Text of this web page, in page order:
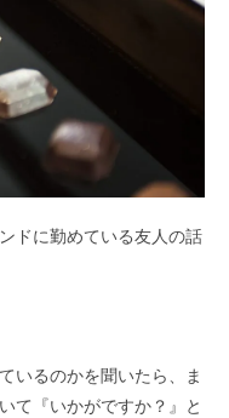
ドに勤めている友人の話
いるのかを聞いたら、ま
て『いかがですか？』と